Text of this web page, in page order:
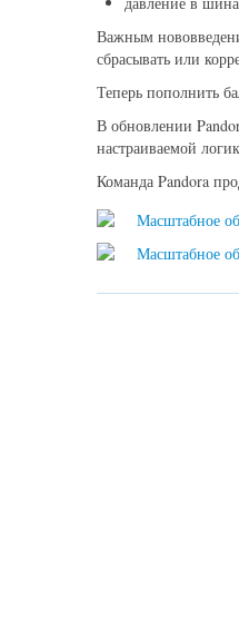
Важным
сбрасывать или
Теперь пополнить
В обновлении
настраиваемой
Команда Pandora